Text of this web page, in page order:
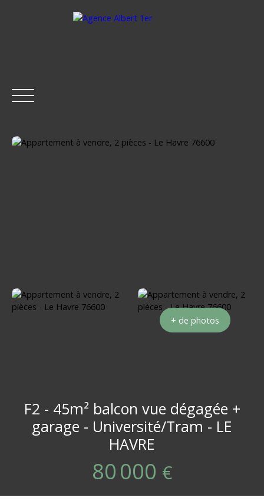
+ de photos
F2 - 45m² balcon vue dégagée +
garage - Université/Tram - LE
HAVRE
80 000 €